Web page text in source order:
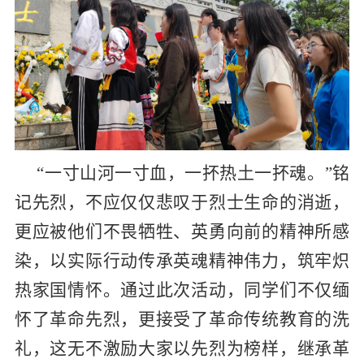
“一寸山河一寸血，一抔热土一抔魂。”铭
记先烈，不应仅仅悲叹于烈士生命的消逝，
更应被他们不畏牺牲、英勇向前的精神所感
染，以实际行动传承英魂精神伟力，筑牢炽
热家国情怀。通过此次活动，
同学们 不仅缅
怀了革命先烈，更接受了革命传统教育的洗
礼，这无不激励大家以先烈为榜样，继承革